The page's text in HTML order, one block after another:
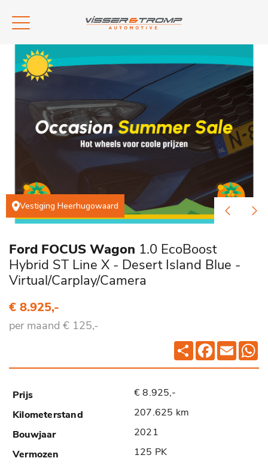
Vestiging Heerhugowaard
Ford FOCUS Wagon 1.0 EcoBoost
Hybrid ST Line X - Desert Island Blue -
Virtual/Carplay/Camera
€ 8.925,-
per maand € 125,-
Deel Facebook
Email
€ 8.925,-
207.625 km
2021
125 PK